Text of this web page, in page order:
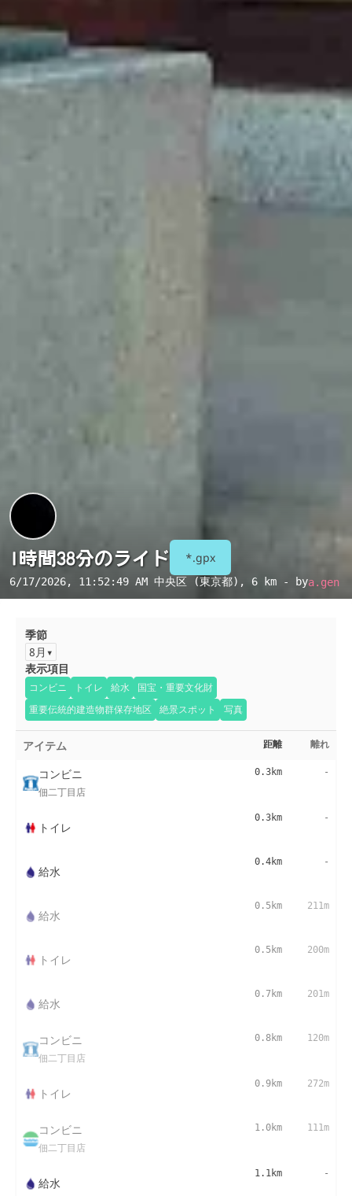
1時間38分のライド *.gpx
6/17/2026, 11:52:49 AM 中央区 (東京都) , 6 km - bya.gen
季節
8月
表示項目
コンビニ トイレ 給水
国宝・重要文化財
重要伝統的建造物群保存地区
絶景スポット 写真
アイテム 距離 離れ
コンビニ
佃二丁目店
0.3km -
トイレ
0.3km -
給水
0.4km -
給水
0.5km 211m
トイレ
0.5km 200m
給水
0.7km 201m
コンビニ
佃二丁目店
0.8km 120m
トイレ
0.9km 272m
コンビニ
佃二丁目店
1.0km 111m
給水
1.1km -